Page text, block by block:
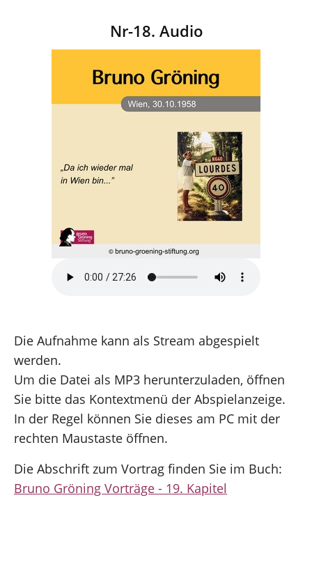
Nr-18. Audio
Die Aufnahme kann als Stream abgespielt
werden.
Um die Datei als MP3 herunterzuladen, öffnen
Sie bitte das Kontextmenü der Abspielanzeige.
In der Regel können Sie dieses am PC mit der
rechten Maustaste öffnen.
Die Abschrift zum Vortrag finden Sie im Buch:
Bruno Gröning Vorträge - 19. Kapitel